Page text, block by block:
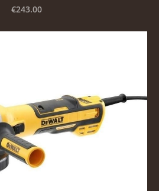
€243.00